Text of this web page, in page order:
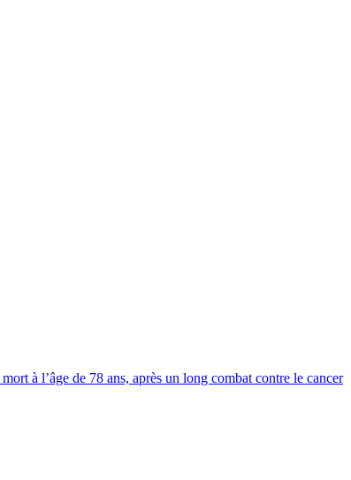
à l’âge de 78 ans, après un long combat contre le cancer